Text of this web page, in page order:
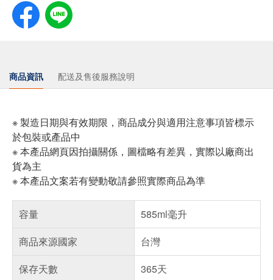
商品資訊 配送及售後服務說明
※ 製造日期與有效期限，商品成分與適用注意事項皆標示
於包裝或產品中
※ 本產品網頁因拍攝關係，圖檔略有差異，實際以廠商出
貨為主
※ 本產品文案若有變動敬請參照實際商品為準
容量
585ml毫升
商品來源國家
台灣
保存天數
365天